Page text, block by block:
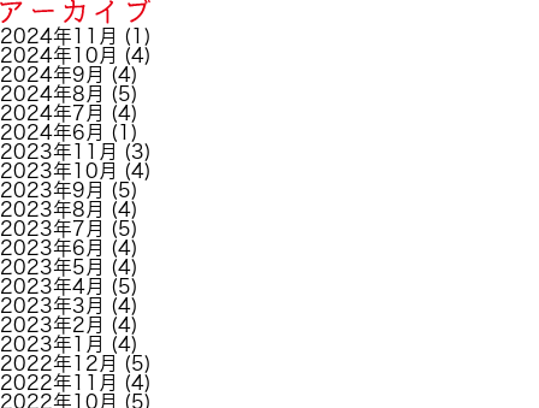
2024年11月
(1)
2024年10月
(4)
2024年9月
(4)
2024年8月
(5)
2024年7月
(4)
2024年6月
(1)
2023年11月
(3)
2023年10月
(4)
2023年9月
(5)
2023年8月
(4)
2023年7月
(5)
2023年6月
(4)
2023年5月
(4)
2023年4月
(5)
2023年3月
(4)
2023年2月
(4)
2023年1月
(4)
2022年12月
(5)
2022年11月
(4)
2022年10月
(5)